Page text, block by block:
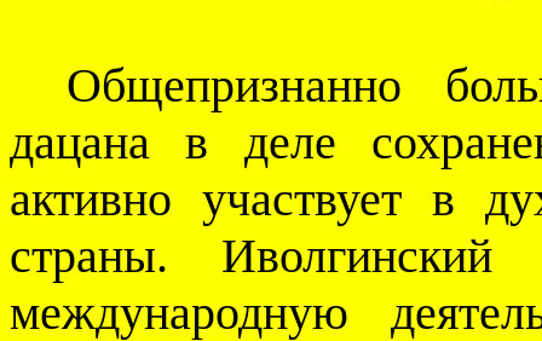
Общепризнанно
дацана в деле
активно участвует в
страны. Иволгинский
международную